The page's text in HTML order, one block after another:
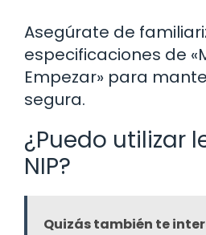
Asegúrate de
especificaciones de
Empezar» para
segura.
¿Puedo utilizar
NIP?
Quizás también te